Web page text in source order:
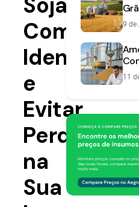
Como
Identificar
e
Evitar
Perdas
na
Sua
9 de
11